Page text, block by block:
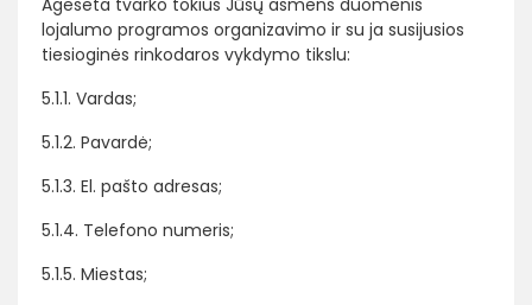
Ageseta tvarko tokius Jūsų asmens duomenis
lojalumo programos organizavimo ir su ja susijusios
tiesioginės rinkodaros vykdymo tikslu:
5.1.1. Vardas;
5.1.2. Pavardė;
5.1.3. El. pašto adresas;
5.1.4. Telefono numeris;
5.1.5. Miestas;